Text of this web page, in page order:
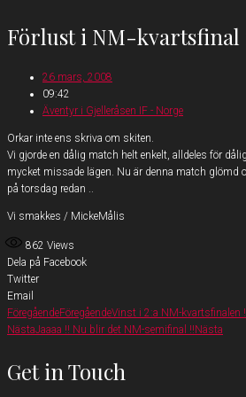
Förlust i NM-kvartsfinal
26 mars, 2008
09:42
Äventyr i Gjelleråsen IF - Norge
Orkar inte ens skriva om skiten.
Vi gjorde en dålig match helt enkelt, alldeles för
mycket missade lägen. Nu är denna match glömd
på torsdag redan ..
Vi smakkes / MickeMålis
862 Views
Dela på Facebook
Twitter
Email
FöregåendeFöregåendeVinst i 2:a NM-kvartsfinalen
NästaJaaaa !! Nu blir det NM-semifinal !! Nästa
Get in Touch